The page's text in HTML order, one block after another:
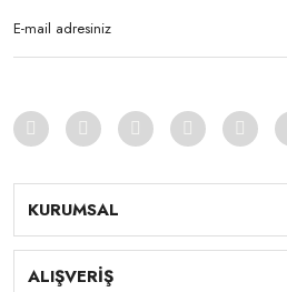
KURUMSAL
ALIŞVERİŞ